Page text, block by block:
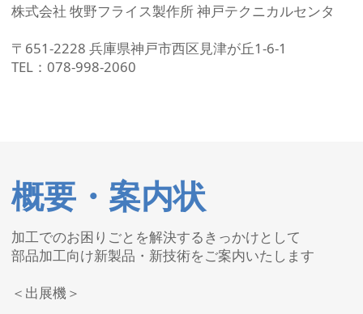
株式会社 牧野フライス製作所 神戸テクニカルセンタ
〒651-2228 兵庫県神戸市西区見津が丘1-6-1
TEL：078-998-2060
概要・案内状
加工でのお困りごとを解決するきっかけとして
部品加工向け新製品・新技術をご案内いたします
＜出展機＞